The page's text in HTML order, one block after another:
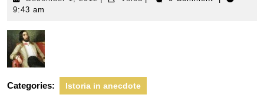
9:43 am
Categories: Istoria in anecdote